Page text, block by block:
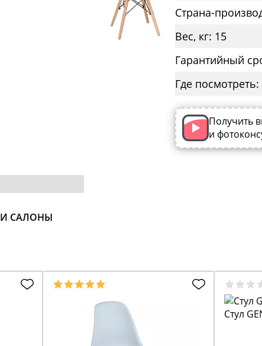
САЛОНЫ
Страна-
Вес, кг: 15
Гарантийный
Где
Получить
и
Стул